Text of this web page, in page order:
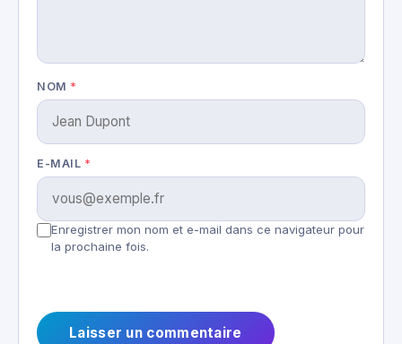
NOM *
E-MAIL *
Enregistrer mon nom et e-mail dans ce navigateur pour
la prochaine fois.